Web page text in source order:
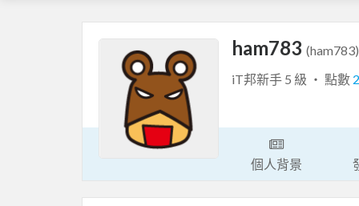
ham783 (ham783)
iT邦新手 5 級 ‧ 點數
個人背景